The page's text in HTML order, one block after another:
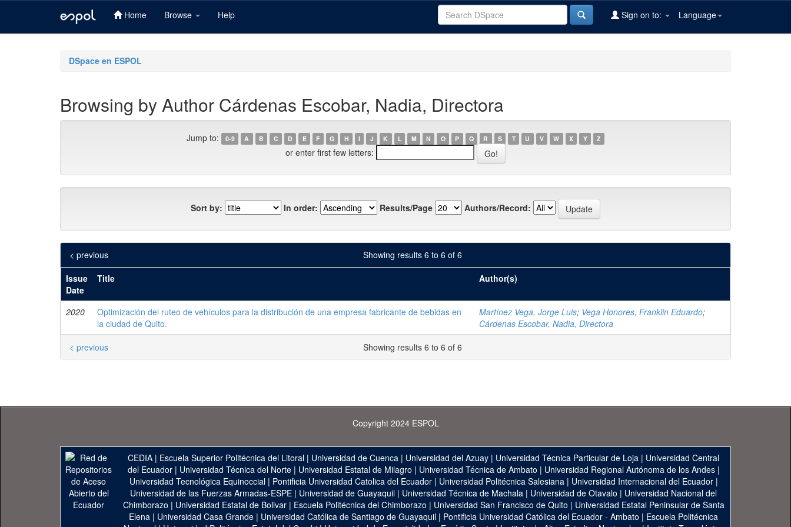
Home Browse Help Language
Sign on to:
DSpace en ESPOL
Browsing by Author Cárdenas Escobar, Nadia, Directora
Jump to: 0-9 A B C D E F G H I J K L M N O P Q R S T U V W X Y Z
or enter first few letters:
Sort by: In order: Results/Page Authors/Record:
Showing results 6 to 6 of 6
< previous
Issue
Date
Title Author(s)
2020
Optimización del ruteo de vehículos para la distribución de una empresa fabricante de bebidas en
la ciudad de Quito.
Martínez Vega, Jorge Luis; Vega Honores, Franklin Eduardo;
Cárdenas Escobar, Nadia, Directora
Showing results 6 to 6 of 6
< previous
Copyright 2024 ESPOL
CEDIA | Escuela Superior Politécnica del Litoral | Universidad de Cuenca | Universidad del Azuay | Universidad Técnica Particular de Loja | Universidad Central
del Ecuador| Universidad Técnica del Norte| Universidad Estatal de Milagro | Universidad Técnica de Ambato | Universidad Regional Autónoma de los Andes|
Universidad Tecnológica Equinoccial| Pontificia Universidad Catolica del Ecuador| Universidad Politécnica Salesiana| Universidad Internacional del Ecuador|
Universidad de las Fuerzas Armadas-ESPE | Universidad de Guayaquil | Universidad Técnica de Machala | Universidad de Otavalo | Universidad Nacional del
Chimborazo | Universidad Estatal de Bolivar| Escuela Politécnica del Chimborazo | Universidad San Francisco de Quito | Universidad Estatal Peninsular de Santa
Elena | Universidad Casa Grande | Universidad Católica de Santiago de Guayaquil | Pontificia Universidad Católica del Ecuador - Ambato | Escuela Politécnica